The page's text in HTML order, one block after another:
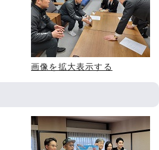
画像を拡大表示する